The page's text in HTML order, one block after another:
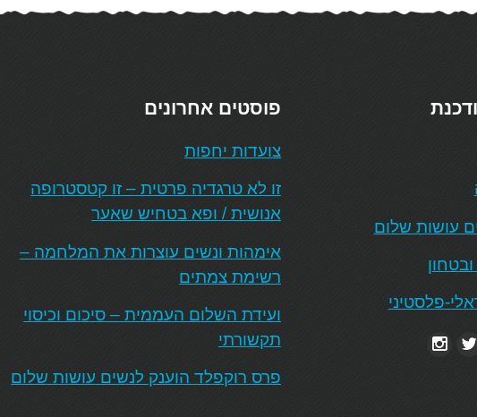
עושות שלום
פלסטיני
פוסטים אחרונים
צועדות יחפות
זו לא טרגדיה פרטית – זו קטסטרופה
אנושית / ופא בטחיש שאער
אימהות ונשים עוצרות את המלחמה –
רשימת צמתים
ועידת השלום העממית – סיכום וכיסוי
תקשורתי
פרס רוקפלד הוענק לנשים עושות שלום